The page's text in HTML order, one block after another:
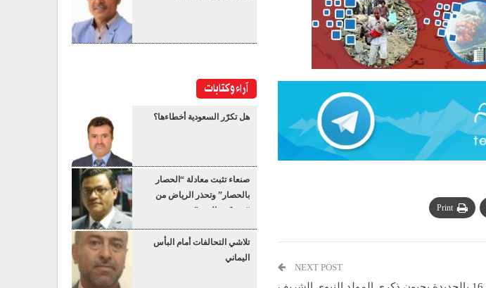
Print
NEXT POST
آراء وكتابات
هل تكرّر السعودية أخطاءها؟
صنعاء تثبت معادلة “الحصار
بالحصار” وتحذر الرياض من
“عسكرة البحر”
تلاشي التحالفات أمام البأس
اليماني